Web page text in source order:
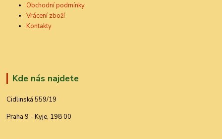
Obchodní podmínky
Vrácení zboží
Kontakty
Kde nás najdete
Cidlinská 559/19
Praha 9 - Kyje, 198 00